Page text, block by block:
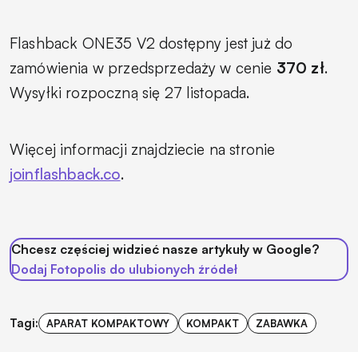
Flashback ONE35 V2 dostępny jest już do
zamówienia w przedsprzedaży w cenie 370 zł.
Wysyłki rozpoczną się 27 listopada.
Więcej informacji znajdziecie na stronie
joinflashback.co.
Chcesz częściej widzieć nasze artykuły w Google?
Dodaj Fotopolis do ulubionych źródeł
Tagi: APARAT KOMPAKTOWY KOMPAKT ZABAWKA